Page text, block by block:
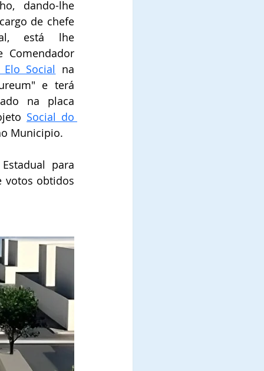
dando-lhe
de chefe
está lhe
Social na
e terá
na placa
Social do
Municipio.
para
votos obtidos